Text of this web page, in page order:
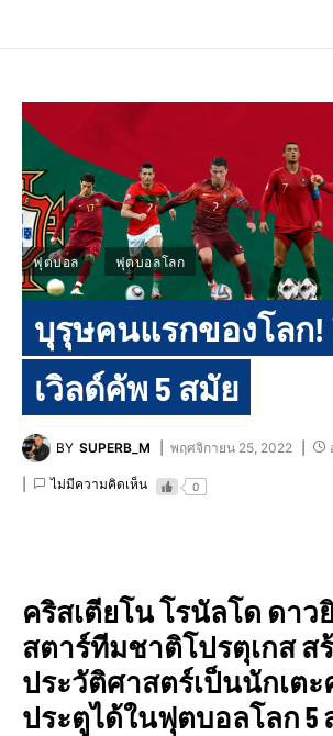
ฟุตบอล ฟุตบอลโลก
บุรุษคนแรกของโลก!
เวิลด์คัพ 5 สมัย
BY SUPERB_M พฤศจิกายน 25, 2022
ไม่มีความคิดเห็น 0
คริสเตียโน โรนัลโด ดาว
สตาร์ทีมชาติโปรตุเกส ส
ประวัติศาสตร์เป็นนักเต
ประตูได้ในฟุตบอลโลก 5